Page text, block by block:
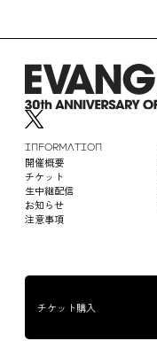
INFORMATION
開催概要
チケット
生中継配信
お知らせ
注意事項
チケット購入